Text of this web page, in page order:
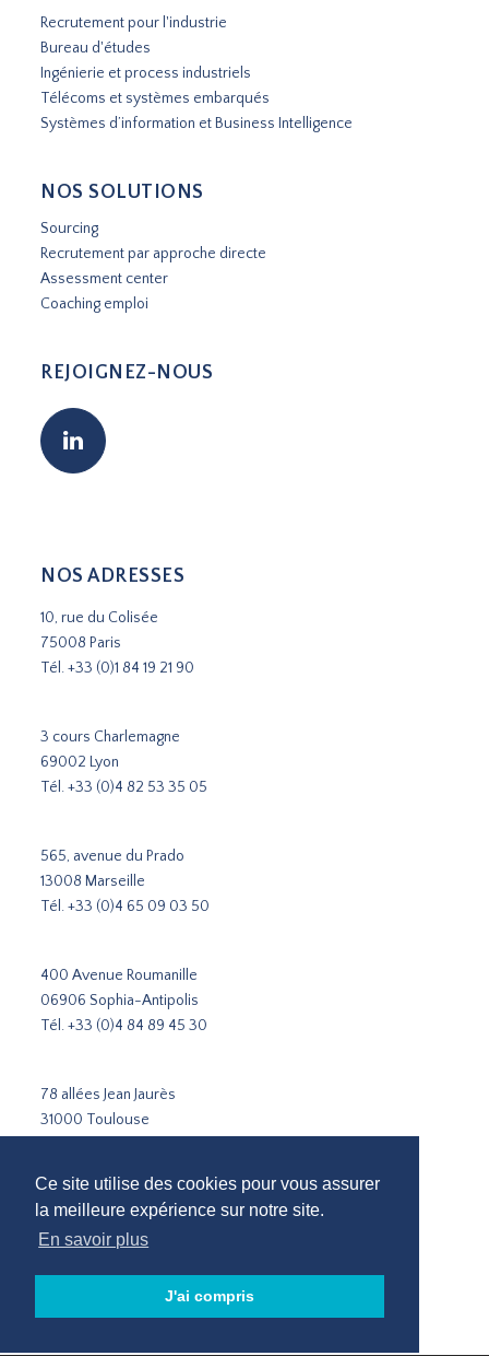
Ce site utilise des cookies pour vous assurer
la meilleure expérience sur notre site.
En savoir plus
J'ai compris
Recrutement pour l'industrie
Bureau d'études
Ingénierie et process industriels
Télécoms et systèmes embarqués
Systèmes d’information et Business Intelligence
NOS SOLUTIONS
Sourcing
Recrutement par approche directe
Assessment center
Coaching emploi
REJOIGNEZ-NOUS
NOS ADRESSES
10, rue du Colisée
75008 Paris
Tél.+33 (0)1 84 19 21 90
3 cours Charlemagne
69002 Lyon
Tél.+33 (0)4 82 53 35 05
565, avenue du Prado
13008 Marseille
Tél.+33 (0)4 65 09 03 50
400 Avenue Roumanille
06906 Sophia-Antipolis
Tél.+33 (0)4 84 89 45 30
78 allées Jean Jaurès
31000 Toulouse
Cabinet de recrutement Paris
Cabinet de recrutement Lyon
Cabinet de recrutement Toulouse